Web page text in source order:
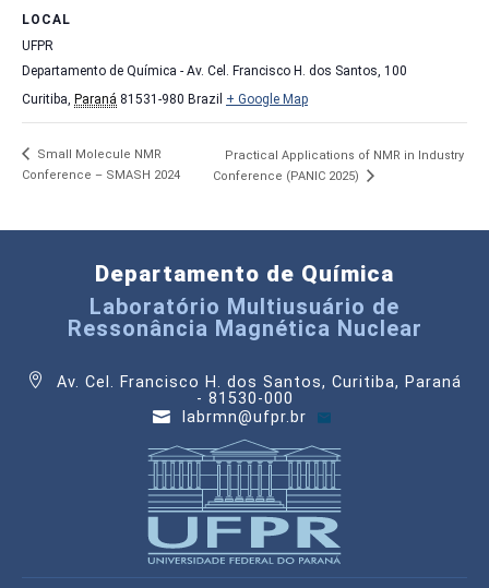
LOCAL
UFPR
Departamento de Química - Av. Cel. Francisco H. dos Santos, 100
Curitiba, Paraná 81531-980 Brazil + Google Map
Small Molecule NMR
Conference – SMASH 2024
Practical Applications of NMR in Industry
Conference (PANIC 2025)
Departamento de Química
Laboratório Multiusuário de
Ressonância Magnética Nuclear
Av. Cel. Francisco H. dos Santos, Curitiba, Paraná
- 81530-000
labrmn@ufpr.br